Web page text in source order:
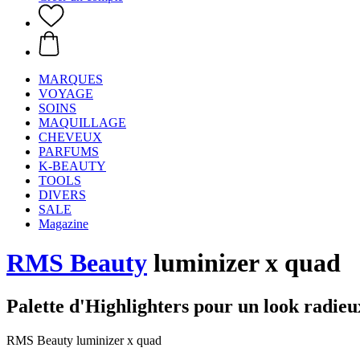
MARQUES
VOYAGE
SOINS
MAQUILLAGE
CHEVEUX
PARFUMS
K-BEAUTY
TOOLS
DIVERS
SALE
Magazine
RMS Beauty luminizer x quad
Palette d'Highlighters pour un look
RMS Beauty luminizer x quad